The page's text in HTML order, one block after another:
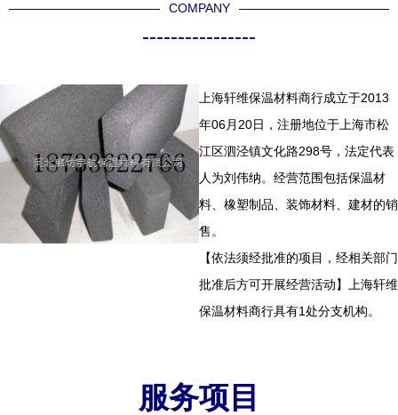
COMPANY
----------------
上海轩维保温材料商行成立于2013
年06月20日，注册地位于上海市松
江区泗泾镇文化路298号，法定代表
人为刘伟纳。经营范围包括保温材
料、橡塑制品、装饰材料、建材的销
售。
【依法须经批准的项目，经相关部门
批准后方可开展经营活动】上海轩维
保温材料商行具有1处分支机构。
服务项目